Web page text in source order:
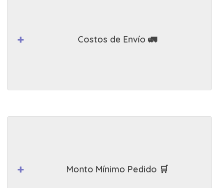
Costos de Envío 🚛
Monto Mínimo Pedido 🛒